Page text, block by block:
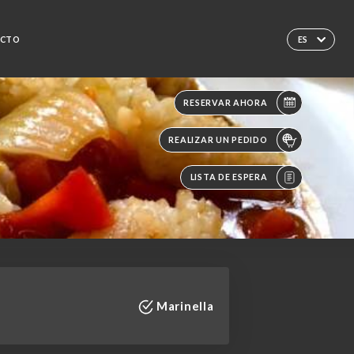
ES
RESERVAR AHORA
REALIZAR UN PEDIDO
LISTA DE ESPERA
Marinella